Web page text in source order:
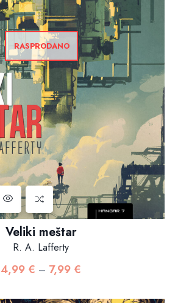
RASPRODANO
Veliki meštar
R. A. Lafferty
4,99 € – 7,99 €
od